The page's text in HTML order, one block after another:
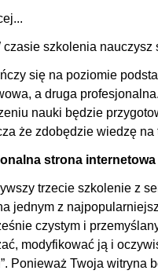
strony w Internecie
publikacji aplikacji/
strony w
plików statycznych w
czasie szkolenia nauczysz
się na poziomie
a druga
nauki będzie
że zdobędzie wiedzę
strona internetowa
trzecie szkolenie z
jednym z
czystym i
modyfikować ją i
Ponieważ Twoja witryna